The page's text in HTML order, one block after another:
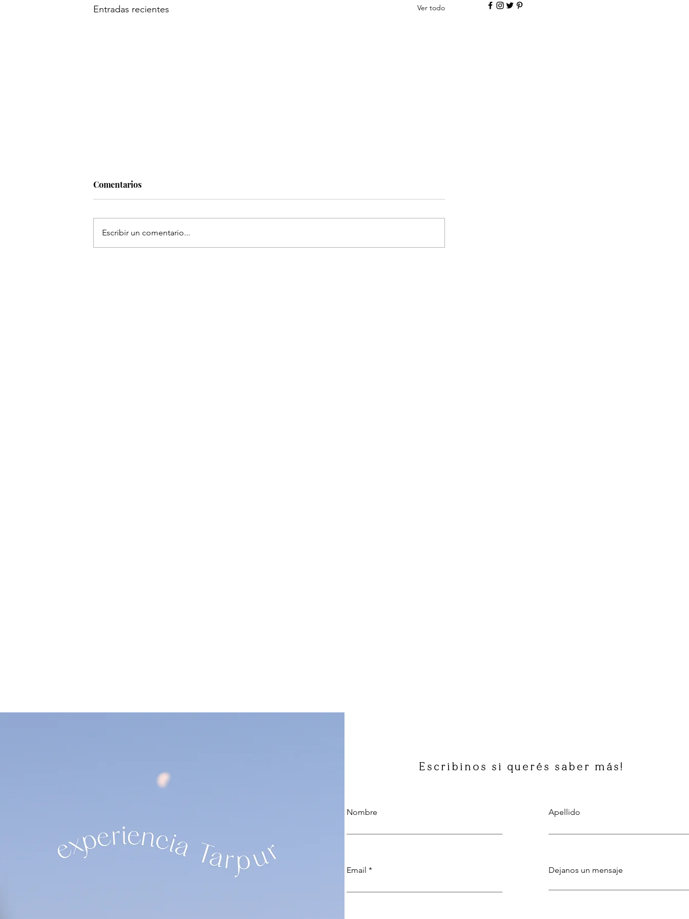
Entradas recientes Ver todo
Acuarelas
La mujer que florece
Comentarios
Escribir un comentario...
Escribinos si querés saber más!
Nombre
Email
Apellido
Dejanos un mensaje